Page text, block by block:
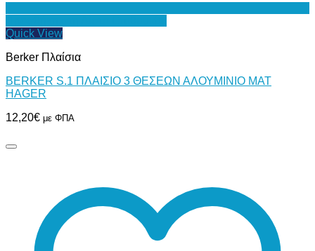
Quick View
Berker Πλαίσια
BERKER S.1 ΠΛΑΙΣΙΟ 3 ΘΕΣΕΩΝ ΑΛΟΥΜΙΝΙΟ MAT
HAGER
12,20€ με ΦΠΑ